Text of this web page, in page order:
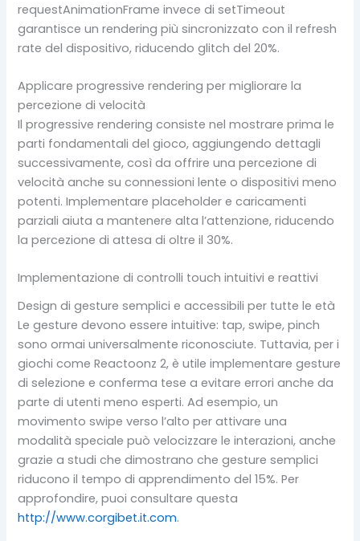
requestAnimationFrame invece di setTimeout
garantisce un rendering più sincronizzato con il refresh
rate del dispositivo, riducendo glitch del 20%.
Applicare progressive rendering per migliorare la
percezione di velocità
Il progressive rendering consiste nel mostrare prima le
parti fondamentali del gioco, aggiungendo dettagli
successivamente, così da offrire una percezione di
velocità anche su connessioni lente o dispositivi meno
potenti. Implementare placeholder e caricamenti
parziali aiuta a mantenere alta l’attenzione, riducendo
la percezione di attesa di oltre il 30%.
Implementazione di controlli touch intuitivi e reattivi
Design di gesture semplici e accessibili per tutte le età
Le gesture devono essere intuitive: tap, swipe, pinch
sono ormai universalmente riconosciute. Tuttavia, per i
giochi come Reactoonz 2, è utile implementare gesture
di selezione e conferma tese a evitare errori anche da
parte di utenti meno esperti. Ad esempio, un
movimento swipe verso l’alto per attivare una
modalità speciale può velocizzare le interazioni, anche
grazie a studi che dimostrano che gesture semplici
riducono il tempo di apprendimento del 15%. Per
approfondire, puoi consultare questa
http://www.corgibet.it.com.